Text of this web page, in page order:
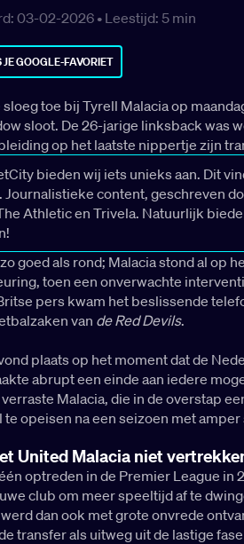
03-02-2026 • Leestijd: 5min
GOOGLE-FAVORIET
toe bij Tyrell Malacia op
sloot. De 26-jarige linksback was
op het laatste nippertje zijn
bieden wij iets unieks aan. Dit
Journalistieke content, geschreven
Athletic en Trivela. Natuurlijk
goed als rond; Malacia stond al op
toen een onverwachte
pers kwam het beslissende
van de Red Devils.
plaats op het moment dat de
abrupt een einde aan iedere
Malacia, die in de overstap
te opeisen na een seizoen met
United Malacia niet
optreden in de Premier League in
club om meer speeltijd af te
dan ook met grote onvrede
transfer als uitweg uit de lastige